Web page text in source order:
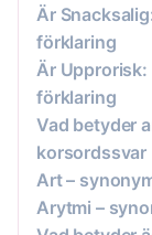
Är
förklaring
Är
förklaring
Vad betyder
korsordssvar
Art –
Arytmi –